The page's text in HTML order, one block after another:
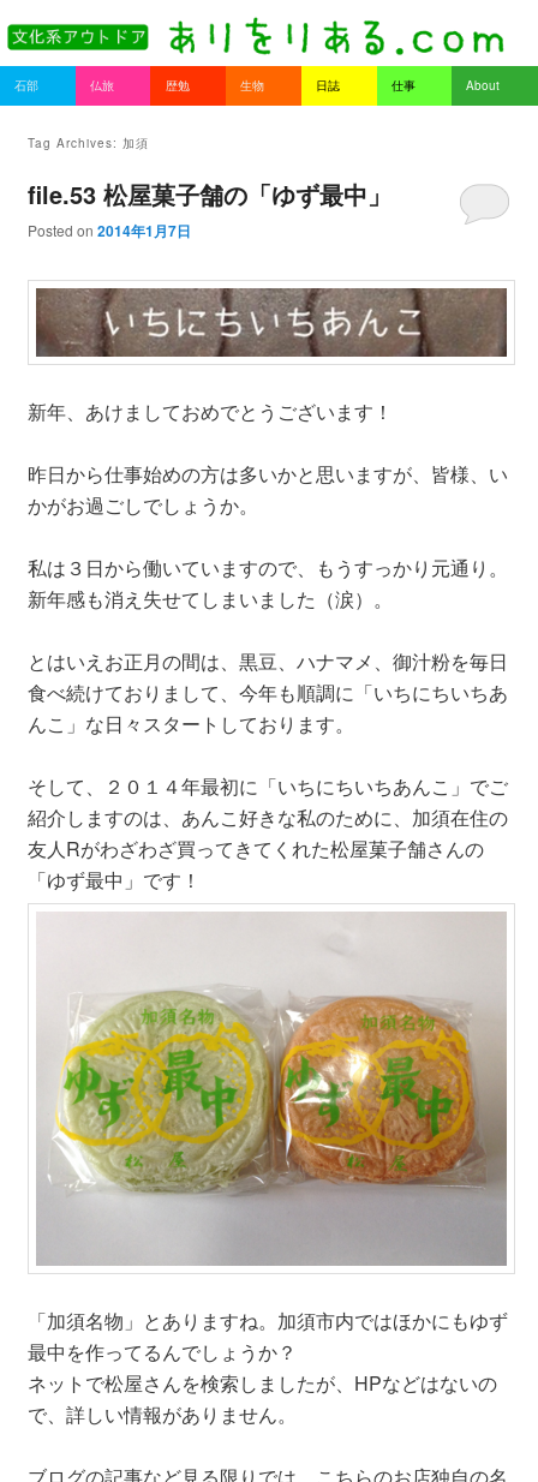
Main menu
Skip to primary content
Skip to secondary content
石部 仏旅 歴勉 生物 日誌 仕事 About
Tag Archives: 加須
file.53 松屋菓子舗の「ゆず最中」
Posted on 2014年1月7日
新年、あけましておめでとうございます！
昨日から仕事始めの方は多いかと思いますが、皆様、い
かがお過ごしでしょうか。
私は３日から働いていますので、もうすっかり元通り。
新年感も消え失せてしまいました（涙）。
とはいえお正月の間は、黒豆、ハナマメ、御汁粉を毎日
食べ続けておりまして、今年も順調に「いちにちいちあ
んこ」な日々スタートしております。
そして、２０１４年最初に「いちにちいちあんこ」でご
紹介しますのは、あんこ好きな私のために、加須在住の
友人Rがわざわざ買ってきてくれた松屋菓子舗さんの
「ゆず最中」です！
「加須名物」とありますね。加須市内ではほかにもゆず
最中を作ってるんでしょうか？
ネットで松屋さんを検索しましたが、HPなどはないの
で、詳しい情報がありません。
ブログの記事など見る限りでは、こちらのお店独自の名